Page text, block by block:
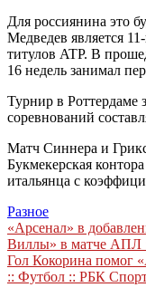
Для россиянина это
Медведев является
титулов ATP. В
16 недель занимал
Турнир в Роттердаме
соревнований
Матч Синнера и
Букмекерская
итальянца с
Разное
Навигация
по
записям
«Арсенал» в
Виллы» в матче АПЛ
Гол Кокорина помог
:: Футбол :: РБК